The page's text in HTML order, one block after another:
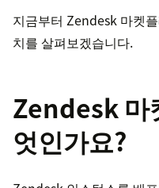
지금부터 Zendesk 마켓
치를 살펴보겠습니다.
Zendesk 마
엇인가요?